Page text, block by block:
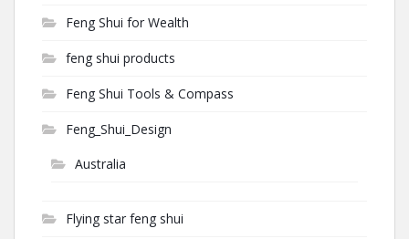
Feng Shui for Wealth
feng shui products
Feng Shui Tools & Compass
Feng_Shui_Design
Australia
Flying star feng shui